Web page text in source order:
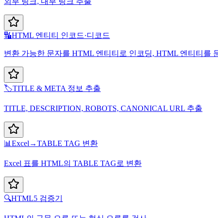
🔣HTML 엔티티 인코드·디코드
변환 가능한 문자를 HTML 엔티티로 인코딩, HTML 엔티티를
🏷️TITLE & META 정보 추출
TITLE, DESCRIPTION, ROBOTS, CANONICAL URL 추출
📊 Excel→TABLE TAG 변환
Excel 표를 HTML의 TABLE TAG로 변환
🔍HTML5 검증기